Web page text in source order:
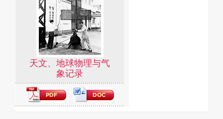
天文、地球物理与气
象记录